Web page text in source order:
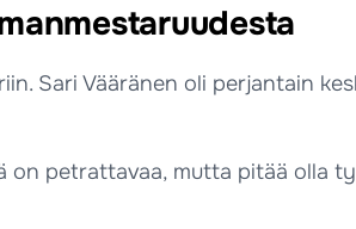
Sari Vääränen oli perjantain
on petrattavaa, mutta pitää olla